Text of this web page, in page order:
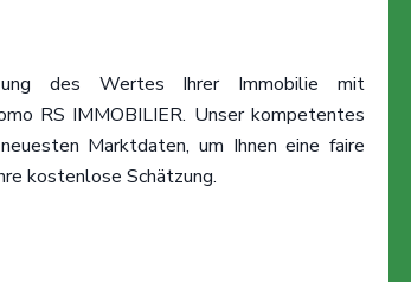
des Wertes Ihrer Immobilie mit
RS IMMOBILIER. Unser kompetentes
Marktdaten, um Ihnen eine faire
kostenlose Schätzung.